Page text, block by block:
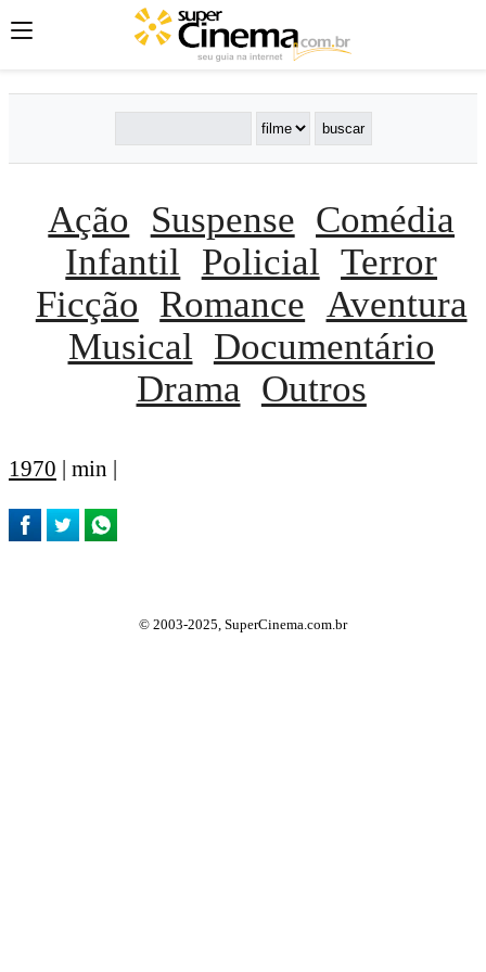
Ação Suspense Comédia
Infantil
Policial Terror
Ficção Romance Aventura
Musical
Documentário
Drama Outros
1970 | min |
© 2003-2025, SuperCinema.com.br